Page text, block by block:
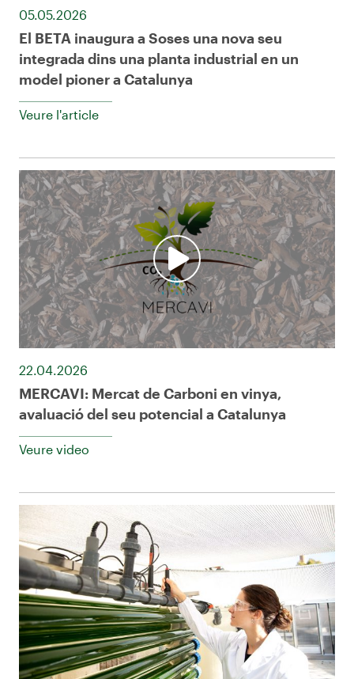
05.05.2026
El BETA inaugura a Soses una nova seu
integrada dins una planta industrial en un
model pioner a Catalunya
Veure l'article
22.04.2026
MERCAVI: Mercat de Carboni en vinya,
avaluació del seu potencial a Catalunya
Veure video